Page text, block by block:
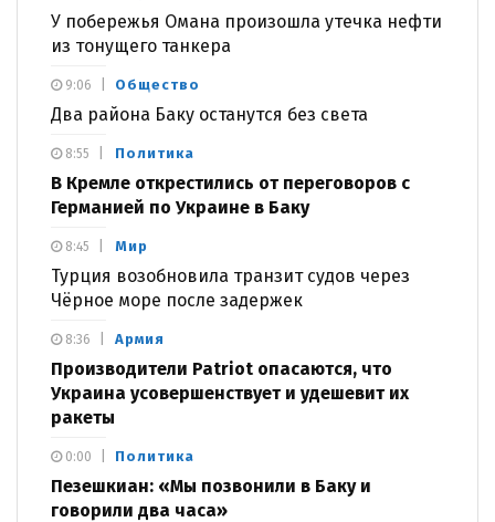
У побережья Омана произошла утечка нефти
из тонущего танкера
Общество
Два района Баку останутся без света
9:06
Политика
В Кремле открестились от переговоров с
Германией по Украине в Баку
8:55
Мир
Турция возобновила транзит судов через
Чёрное море после задержек
8:45
Армия
Производители Patriot опасаются, что
Украина усовершенствует и удешевит их
ракеты
8:36
Политика
Пезешкиан: «Мы позвонили в Баку и
говорили два часа»
0:00